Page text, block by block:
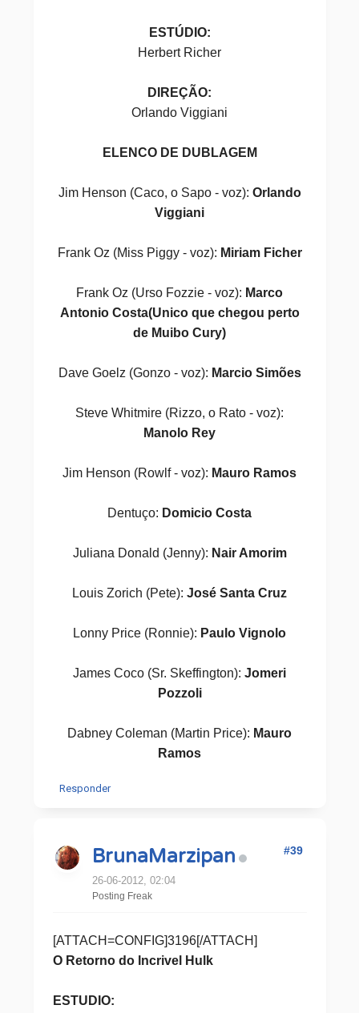
ESTÚDIO:
Herbert Richer
DIREÇÃO:
Orlando Viggiani
ELENCO DE DUBLAGEM
Jim Henson (Caco, o Sapo - voz): Orlando
Viggiani
Frank Oz (Miss Piggy - voz): Miriam Ficher
Frank Oz (Urso Fozzie - voz): Marco
Antonio Costa(Unico que chegou perto
de Muibo Cury)
Dave Goelz (Gonzo - voz): Marcio Simões
Steve Whitmire (Rizzo, o Rato - voz):
Manolo Rey
Jim Henson (Rowlf - voz): Mauro Ramos
Dentuço: Domicio Costa
Juliana Donald (Jenny): Nair Amorim
Louis Zorich (Pete): José Santa Cruz
Lonny Price (Ronnie): Paulo Vignolo
James Coco (Sr. Skeffington): Jomeri
Pozzoli
Dabney Coleman (Martin Price): Mauro
Ramos
Responder
BrunaMarzipan
26-06-2012, 02:04
Posting Freak
#39
[ATTACH=CONFIG]3196[/ATTACH]
O Retorno do Incrivel Hulk
ESTUDIO: